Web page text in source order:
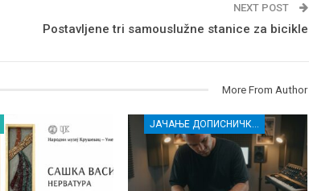
NEXT POST
Postavljene tri samouslužne stanice za bicikle
More From Author
ЈАЧАЊЕ ДОПИСНИЧКЕ МРЕЖЕ НЕЗАВИСНИХ МЕДИЈА У РАСИНСКОМ ОКРУГУ